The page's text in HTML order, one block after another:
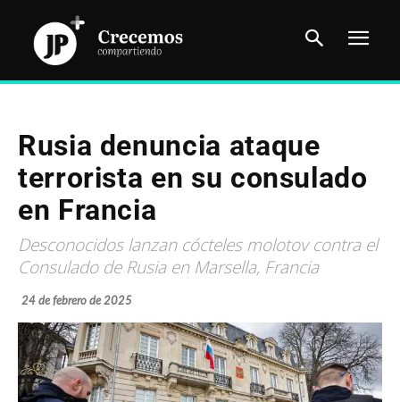
Rusia denuncia ataque
terrorista en su consulado
en Francia
Desconocidos lanzan cócteles molotov contra el
Consulado de Rusia en Marsella, Francia
24 de febrero de 2025